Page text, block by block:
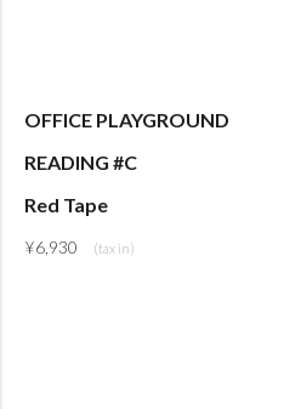
OFFICE PLAYGROUND
READING #C
Red Tape
¥6,930